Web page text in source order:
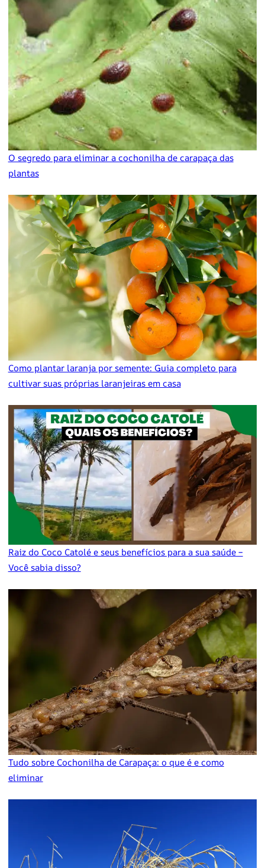
O segredo para eliminar a cochonilha de carapaça das
plantas
Como plantar laranja por semente: Guia completo para
cultivar suas próprias laranjeiras em casa
Raiz do Coco Catolé e seus benefícios para a sua saúde –
Você sabia disso?
Tudo sobre Cochonilha de Carapaça: o que é e como
eliminar